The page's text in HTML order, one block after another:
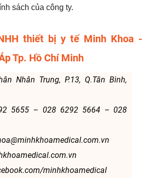
sách của công ty.
thiết bị y tế Minh Khoa -
Tp. Hồ Chí Minh
Nhân Trung, P.13, Q.Tân Bình,
5655 – 028 6292 5664 – 028
minhkhoamedical